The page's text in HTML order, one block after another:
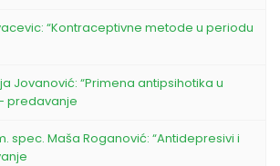
“Kontraceptivne metode u periodu
Jovanović: “Primena antipsihotika u
predavanje
spec. Maša Roganović: “Antidepresivi i